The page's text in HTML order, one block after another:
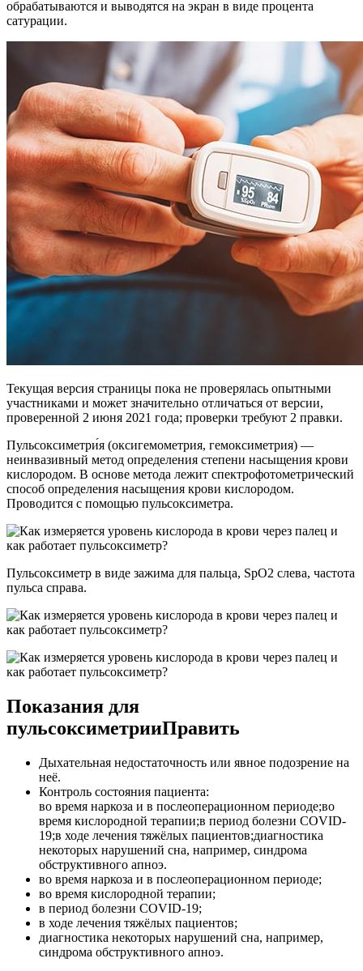
обрабатываются и выводятся на экран в виде процента
сатурации.
Текущая версия страницы пока не проверялась опытными
участниками и может значительно отличаться от версии,
проверенной 2 июня 2021 года; проверки требуют 2 правки.
Пульсоксиметри́я (оксигемометрия, гемоксиметрия) —
неинвазивный метод определения степени насыщения крови
кислородом. В основе метода лежит спектрофотометрический
способ определения насыщения крови кислородом.
Проводится с помощью пульсоксиметра.
Пульсоксиметр в виде зажима для пальца, SpO2 слева, частота
пульса справа.
Показания для
пульсоксиметрииПравить
Дыхательная недостаточность или явное подозрение на
неё.
Контроль состояния пациента:
во время наркоза и в послеоперационном периоде;во
время кислородной терапии;в период болезни COVID-
19;в ходе лечения тяжёлых пациентов;диагностика
некоторых нарушений сна, например, синдрома
обструктивного апноэ.
во время наркоза и в послеоперационном периоде;
во время кислородной терапии;
в период болезни COVID-19;
в ходе лечения тяжёлых пациентов;
диагностика некоторых нарушений сна, например,
синдрома обструктивного апноэ.